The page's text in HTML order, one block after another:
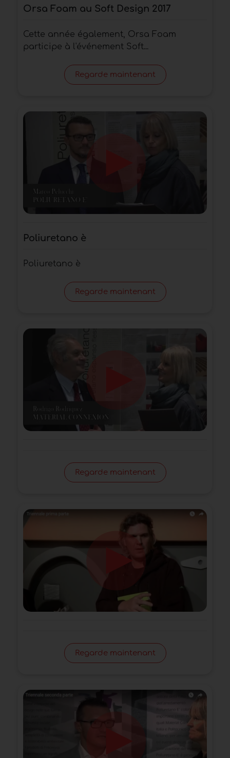
Orsa Foam au Soft Design 2017
Cette année également, Orsa Foam
participe à l'événement Soft...
Regarde maintenant
Poliuretano è
Poliuretano è
Regarde maintenant
Regarde maintenant
Regarde maintenant